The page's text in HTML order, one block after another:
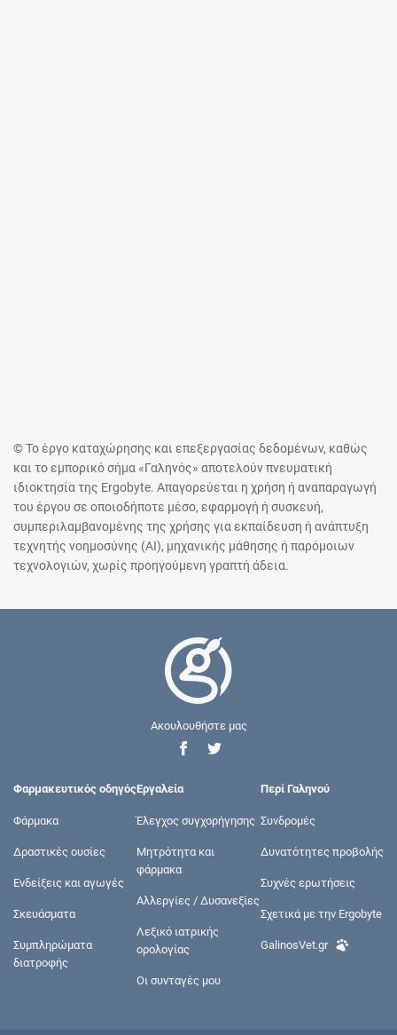
© Το έργο καταχώρησης και επεξεργασίας δεδομένων, καθώς
και το εμπορικό σήμα «Γαληνός» αποτελούν πνευματική
ιδιοκτησία της Ergobyte. Απαγορεύεται η χρήση ή αναπαραγωγή
του έργου σε οποιοδήποτε μέσο, εφαρμογή ή συσκευή,
συμπεριλαμβανομένης της χρήσης για εκπαίδευση ή ανάπτυξη
τεχνητής νοημοσύνης (AI), μηχανικής μάθησης ή παρόμοιων
τεχνολογιών, χωρίς προηγούμενη γραπτή άδεια.
Ακουλουθήστε μας
Φαρμακευτικός οδηγός
Φάρμακα
Δραστικές ουσίες
Ενδείξεις και αγωγές
Σκευάσματα
Συμπληρώματα
διατροφής
Εργαλεία
Έλεγχος συγχορήγησης
Μητρότητα και
φάρμακα
Αλλεργίες / Δυσανεξίες
Λεξικό ιατρικής
ορολογίας
Οι συνταγές μου
Περί Γαληνού
Συνδρομές
Δυνατότητες προβολής
Συχνές ερωτήσεις
Σχετικά με την Ergobyte
GalinosVet.gr